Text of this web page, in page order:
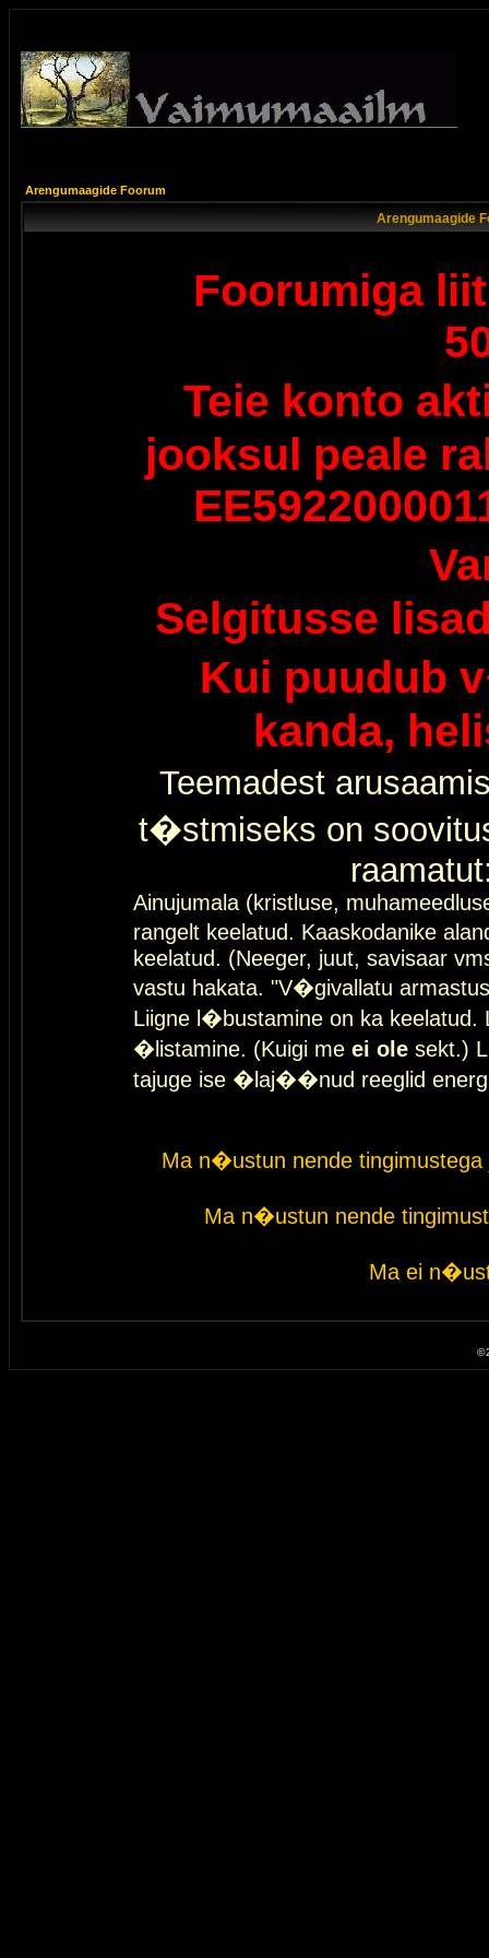
Arengumaagide Foorum
Arengumaagide
Foorumiga
Teie konto
jooksul peale
Selgitusse
Kui puudub
kanda,
Teemadest
t�stmiseks on
Ainujumala (kristluse,
rangelt keelatud. Kaaskodanike
keelatud. (Neeger, juut, savisaar
vastu hakata. "V�givallatu
Liigne l�bustamine on ka keelatud.
�listamine. (Kuigi me ei ole sekt.)
tajuge ise �laj��nud reeglid
Ma n�ustun nende
Ma n�ustun nende
Ma ei
©